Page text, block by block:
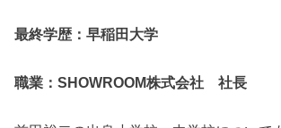
最終学歴：早稲田大学
職業：SHOWROOM株式会社 社長